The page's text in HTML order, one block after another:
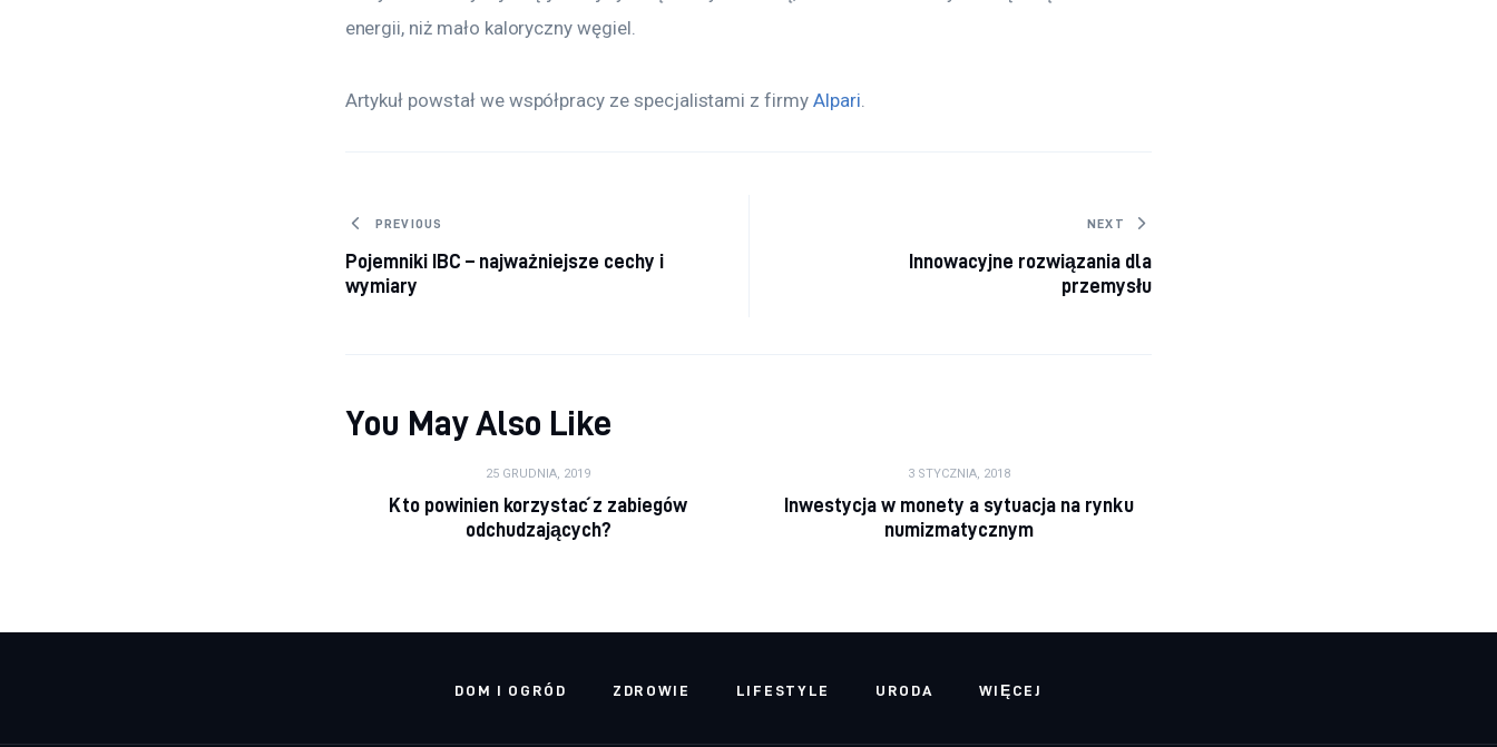
energii, niż mało kaloryczny węgiel.
Artykuł powstał we współpracy ze specjalistami z firmy Alpari.
Nawigacja wpisu
PREVIOUS
Pojemniki IBC – najważniejsze cechy i
wymiary
NEXT
Innowacyjne rozwiązania dla
przemysłu
You May Also Like
25 GRUDNIA, 2019
Kto powinien korzystać z zabiegów
odchudzających?
3 STYCZNIA, 2018
Inwestycja w monety a sytuacja na rynku
numizmatycznym
DOM I OGRÓD ZDROWIE LIFESTYLE URODA WIĘCEJ